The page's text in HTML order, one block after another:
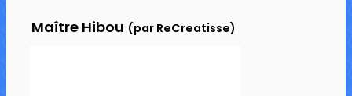
Maître Hibou (par ReCreatisse)